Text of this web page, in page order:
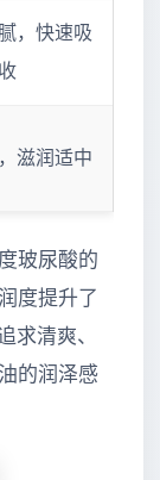
，快速吸
收
滋润适中
玻尿酸的
度提升了
求清爽、
的润泽感